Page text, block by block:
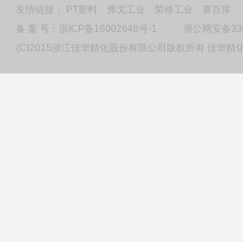
友情链接： PT塑料 弗戈工业 荣格工业
赛百库
备 案 号： 浙ICP备16002648号-1
浙公网安备
(C)2015浙江佳华精化股份有限公司版权所有 佳华